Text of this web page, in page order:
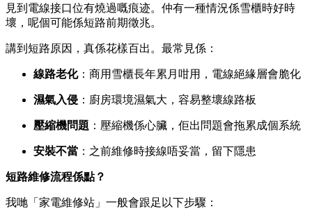
見到電線接口位有燒過嘅痕迹。仲有一種情況係雪櫃時好時
壞，呢個可能係短路前期徵兆。
講到短路原因，真係花樣百出。最常見係：
線路老化：商用雪櫃長年累月咁用，電線絕緣層會脆化
濕氣入侵 ：廚房環境濕氣大，容易整壞線路板
壓縮機問題 ：壓縮機係心臟，佢出問題會拖累成個系統
安裝不當 ：之前維修時接線唔妥當，留下隱患
短路維修流程係點？
我哋「家電維修站」一般會跟足以下步驟：